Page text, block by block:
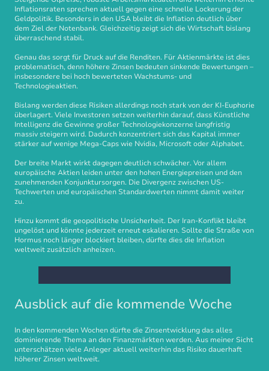
Inflationsraten sprechen aktuell gegen eine schnelle Lockerung der
Geldpolitik. Besonders in den USA bleibt die Inflation deutlich über
dem Ziel der Notenbank. Gleichzeitig zeigt sich die Wirtschaft bislang
überraschend stabil.
Genau das sorgt für Druck auf die Renditen. Für Aktienmärkte ist dies
problematisch, denn höhere Zinsen bedeuten sinkende Bewertungen –
insbesondere bei hoch bewerteten Wachstums- und
Technologieaktien.
Bislang werden diese Risiken allerdings noch stark von der KI-Euphorie
überlagert. Viele Investoren setzen weiterhin darauf, dass Künstliche
Intelligenz die Gewinne großer Technologiekonzerne langfristig
massiv steigern wird. Dadurch konzentriert sich das Kapital immer
stärker auf wenige Mega-Caps wie Nvidia, Microsoft oder Alphabet.
Der breite Markt wirkt dagegen deutlich schwächer. Vor allem
europäische Aktien leiden unter den hohen Energiepreisen und den
zunehmenden Konjunktursorgen. Die Divergenz zwischen US-
Techwerten und europäischen Standardwerten nimmt damit weiter
zu.
Hinzu kommt die geopolitische Unsicherheit. Der Iran-Konflikt bleibt
ungelöst und könnte jederzeit erneut eskalieren. Sollte die Straße von
Hormus noch länger blockiert bleiben, dürfte dies die Inflation
weltweit zusätzlich anheizen.
Ausblick auf die kommende Woche
In den kommenden Wochen dürfte die Zinsentwicklung das alles
dominierende Thema an den Finanzmärkten werden. Aus meiner Sicht
unterschätzen viele Anleger aktuell weiterhin das Risiko dauerhaft
höherer Zinsen weltweit.